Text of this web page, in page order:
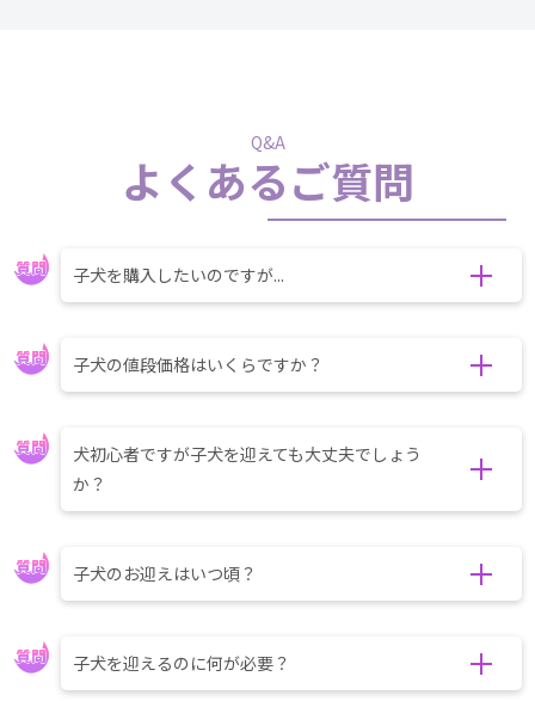
Q&A
よくあるご質問
子犬を購入したいのですが...
子犬の値段価格はいくらですか？
犬初心者ですが子犬を迎えても大丈夫でしょう
か？
子犬のお迎えはいつ頃？
子犬を迎えるのに何が必要？